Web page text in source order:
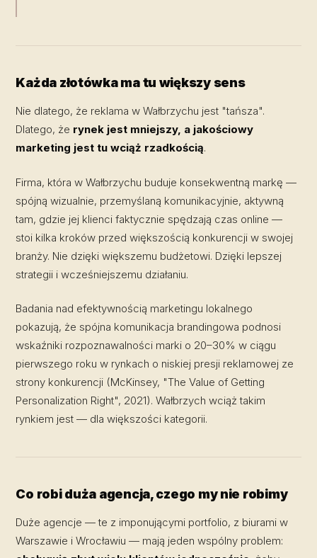
Każda złotówka ma tu większy sens
Nie dlatego, że reklama w Wałbrzychu jest "tańsza".
Dlatego, że rynek jest mniejszy, a jakościowy
marketing jest tu wciąż rzadkością.
Firma, która w Wałbrzychu buduje konsekwentną markę —
spójną wizualnie, przemyślaną komunikacyjnie, aktywną
tam, gdzie jej klienci faktycznie spędzają czas online —
stoi kilka kroków przed większością konkurencji w swojej
branży. Nie dzięki większemu budżetowi. Dzięki lepszej
strategii i wcześniejszemu działaniu.
Badania nad efektywnością marketingu lokalnego
pokazują, że spójna komunikacja brandingowa podnosi
wskaźniki rozpoznawalności marki o 20–30% w ciągu
pierwszego roku w rynkach o niskiej presji reklamowej ze
strony konkurencji (McKinsey, "The Value of Getting
Personalization Right", 2021). Wałbrzych wciąż takim
rynkiem jest — dla większości kategorii.
Co robi duża agencja, czego my nie robimy
Duże agencje — te z imponującymi portfolio, z biurami w
Warszawie i Wrocławiu — mają jeden wspólny problem: